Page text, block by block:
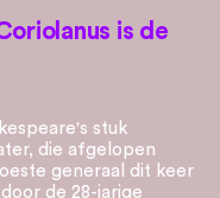
is de
stuk
die afgelopen
generaal dit keer
de 28-jarige